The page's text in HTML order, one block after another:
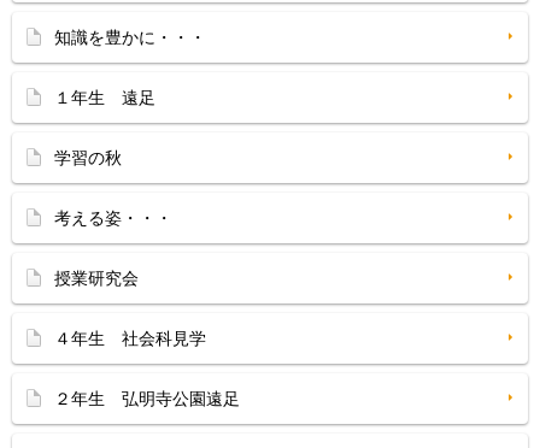
知識を豊かに・・・
１年生 遠足
学習の秋
考える姿・・・
授業研究会
４年生 社会科見学
２年生 弘明寺公園遠足